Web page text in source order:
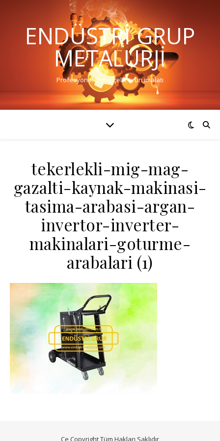
ENDÜSTRI GRUP
METALURJI
Profesyonel demir çelik ürün imalatı
tekerlekli-mig-mag-
gazalti-kaynak-makinasi-
tasima-arabasi-argan-
invertor-inverter-
makinalari-goturme-
arabalari (1)
Ce Copyright Tüm Hakları Saklıdır